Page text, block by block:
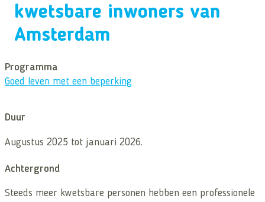
kwetsbare inwoners van
Amsterdam
Programma
Goed leven met een beperking
Duur
Augustus 2025 tot januari 2026.
Achtergrond
Steeds meer kwetsbare personen hebben een professionele